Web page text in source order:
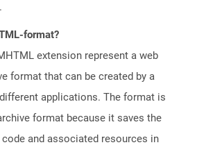
.
format?
extension represent a web
format that can be created by a
applications. The format is
format because it saves the
and associated resources in